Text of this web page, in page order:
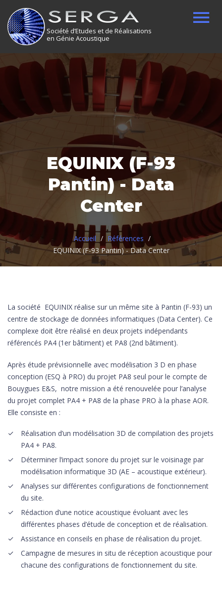
Société d’Etudes et de Réalisations
en Génie Acoustique
EQUINIX (F-93
Pantin) - Data
Center
Accueil / Références /
EQUINIX (F-93 Pantin) - Data Center
La société EQUINIX réalise sur un même site à Pantin (F-93) un
centre de stockage de données informatiques (Data Center). Ce
complexe doit être réalisé en deux projets indépendants
référencés PA4 (1er bâtiment) et PA8 (2nd bâtiment).
Après étude prévisionnelle avec modélisation 3 D en phase
conception (ESQ à PRO) du projet PA8 seul pour le compte de
Bouygues E&S, notre mission a été renouvelée pour l’analyse
du projet complet PA4 + PA8 de la phase PRO à la phase AOR.
Elle consiste en :
Réalisation d’un modélisation 3D de compilation des projets
PA4 + PA8.
Déterminer l’impact sonore du projet sur le voisinage par
modélisation informatique 3D (AE – acoustique extérieur).
Analyses sur différentes configurations de fonctionnement
du site.
Rédaction d’une notice acoustique évoluant avec les
différentes phases d’étude de conception et de réalisation.
Assistance en conseils en phase de réalisation du projet.
Campagne de mesures in situ de réception acoustique pour
chacune des configurations de fonctionnement du site.